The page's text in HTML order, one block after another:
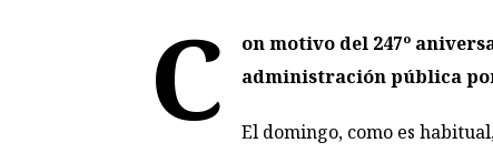
C
on motivo del 247º
administración pública
El domingo, como es